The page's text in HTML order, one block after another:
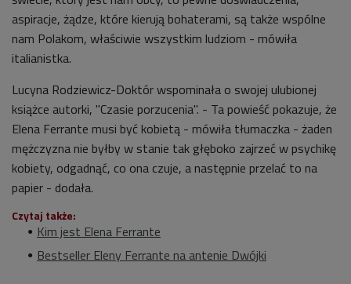
aspiracje, żądze, które kierują bohaterami, są także wspólne
nam Polakom, właściwie wszystkim ludziom - mówiła
italianistka.
Lucyna Rodziewicz-Doktór wspominała o swojej ulubionej
książce autorki, "Czasie porzucenia". - Ta powieść pokazuje, że
Elena Ferrante musi być kobietą - mówiła tłumaczka - żaden
mężczyzna nie byłby w stanie tak głęboko zajrzeć w psychikę
kobiety, odgadnąć, co ona czuje, a następnie przelać to na
papier - dodała.
Czytaj także:
Kim jest Elena Ferrante
Bestseller Eleny Ferrante na antenie Dwójki